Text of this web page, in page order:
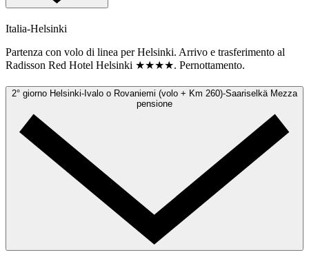
Italia-Helsinki
Partenza con volo di linea per Helsinki. Arrivo e trasferimento al
Radisson Red Hotel Helsinki ★★★★. Pernottamento.
2° giorno Helsinki-Ivalo o Rovaniemi (volo + Km 260)-Saariselkä Mezza
pensione